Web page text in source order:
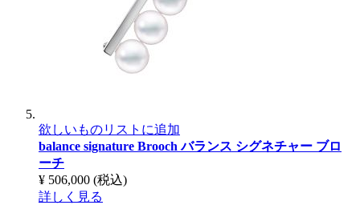
欲しいものリストに追加
balance signature Broochバランス シグネチャー ブロ
ーチ
¥ 506,000 (税込)
詳しく見る